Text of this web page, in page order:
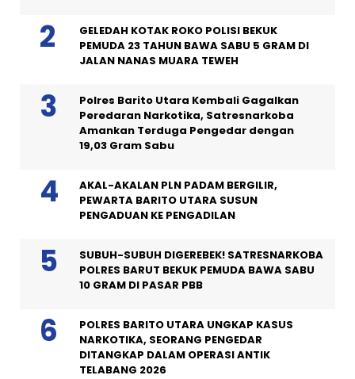
GELEDAH KOTAK ROKO POLISI BEKUK
PEMUDA 23 TAHUN BAWA SABU 5 GRAM DI
JALAN NANAS MUARA TEWEH
Polres Barito Utara Kembali Gagalkan
Peredaran Narkotika, Satresnarkoba
Amankan Terduga Pengedar dengan
19,03 Gram Sabu
AKAL-AKALAN PLN PADAM BERGILIR,
PEWARTA BARITO UTARA SUSUN
PENGADUAN KE PENGADILAN
SUBUH-SUBUH DIGEREBEK! SATRESNARKOBA
POLRES BARUT BEKUK PEMUDA BAWA SABU
10 GRAM DI PASAR PBB
POLRES BARITO UTARA UNGKAP KASUS
NARKOTIKA, SEORANG PENGEDAR
DITANGKAP DALAM OPERASI ANTIK
TELABANG 2026